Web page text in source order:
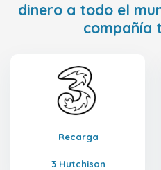
dinero a todo el
compañía
Recarga
3 Hutchison